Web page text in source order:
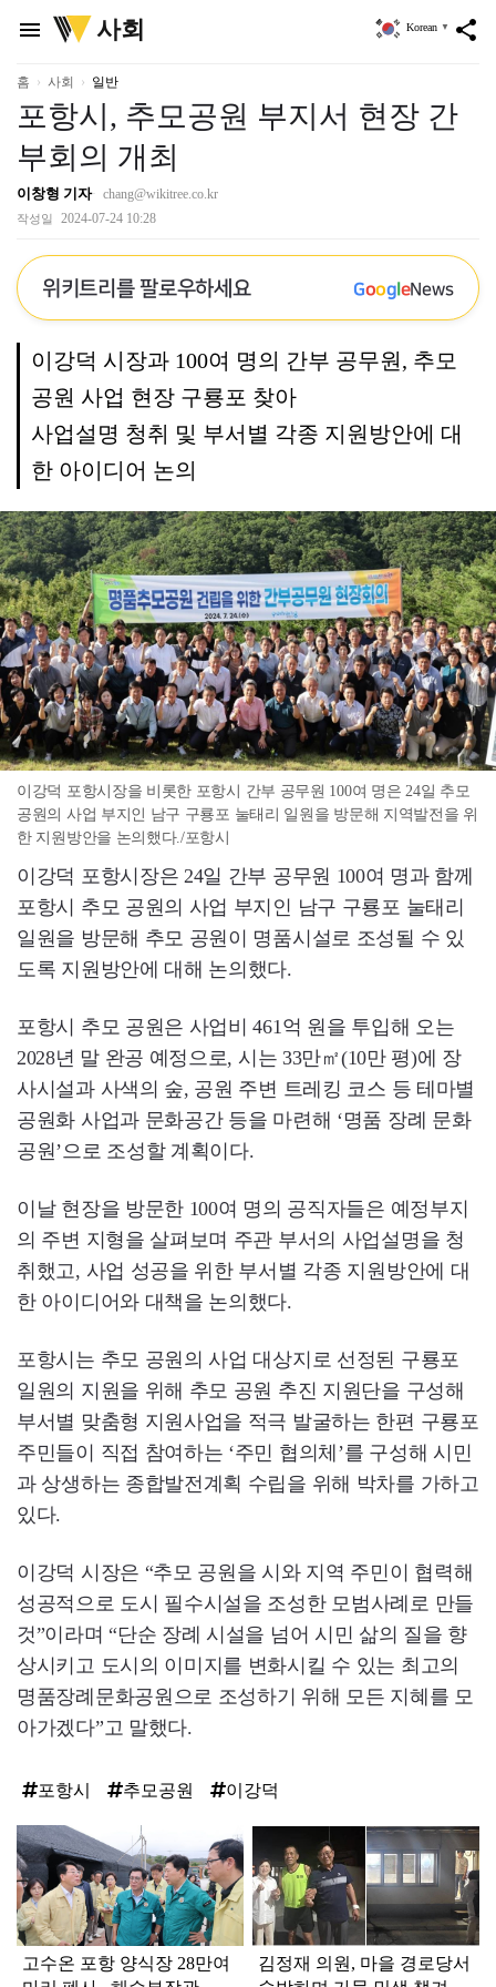
menu
위
키
리
사회 share
Korean ▼
홈 사회 일반
포항시, 추모공원 부지서 현장 간
부회의 개최
이창형 기자 chang@wikitree.co.kr
작성일 2024-07-24 10:28
위키트리를 팔로우하세요 GoogleNews
이강덕 시장과 100여 명의 간부 공무원, 추모
공원 사업 현장 구룡포 찾아
사업설명 청취 및 부서별 각종 지원방안에 대
한 아이디어 논의
이강덕 포항시장을 비롯한 포항시 간부 공무원 100여 명은 24일 추모
공원의 사업 부지인 남구 구룡포 눌태리 일원을 방문해 지역발전을 위
한 지원방안을 논의했다./포항시
이강덕 포항시장은 24일 간부 공무원 100여 명과 함께
포항시 추모 공원의 사업 부지인 남구 구룡포 눌태리
일원을 방문해 추모 공원이 명품시설로 조성될 수 있
도록 지원방안에 대해 논의했다.
포항시 추모 공원은 사업비 461억 원을 투입해 오는
2028년 말 완공 예정으로, 시는 33만㎡(10만 평)에 장
사시설과 사색의 숲, 공원 주변 트레킹 코스 등 테마별
공원화 사업과 문화공간 등을 마련해 ‘명품 장례 문화
공원’으로 조성할 계획이다.
이날 현장을 방문한 100여 명의 공직자들은 예정부지
의 주변 지형을 살펴보며 주관 부서의 사업설명을 청
취했고, 사업 성공을 위한 부서별 각종 지원방안에 대
한 아이디어와 대책을 논의했다.
포항시는 추모 공원의 사업 대상지로 선정된 구룡포
일원의 지원을 위해 추모 공원 추진 지원단을 구성해
부서별 맞춤형 지원사업을 적극 발굴하는 한편 구룡포
주민들이 직접 참여하는 ‘주민 협의체’를 구성해 시민
과 상생하는 종합발전계획 수립을 위해 박차를 가하고
있다.
이강덕 시장은 “추모 공원을 시와 지역 주민이 협력해
성공적으로 도시 필수시설을 조성한 모범사례로 만들
것”이라며 “단순 장례 시설을 넘어 시민 삶의 질을 향
상시키고 도시의 이미지를 변화시킬 수 있는 최고의
명품장례문화공원으로 조성하기 위해 모든 지혜를 모
아가겠다”고 말했다.
포항시 추모공원 이강덕
탑
라
인
고수온 포항 양식장 28만여
김정재 의원, 마을 경로당서